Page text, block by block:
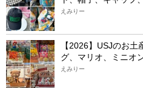
えみりー
【2026】USJのお
グ、マリオ、ミニオ
えみりー